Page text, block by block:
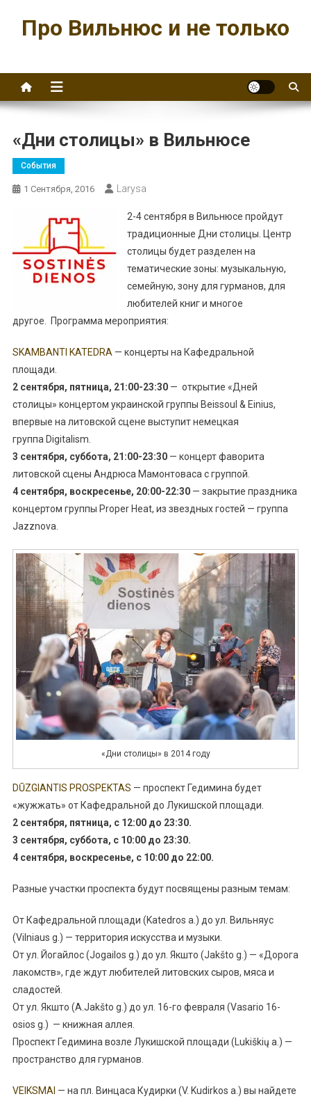
содержимому
Про Вильнюс и не только
«Дни столицы» в Вильнюсе
События
1 Сентября, 2016 Larysa
2-4 сентября в Вильнюсе пройдут
традиционные Дни столицы. Центр
столицы будет разделен на
тематические зоны: музыкальную,
семейную, зону для гурманов, для
любителей книг и многое
другое. Программа мероприятия:
SKAMBANTI KATEDRA — концерты на Кафедральной
площади.
2 сентября, пятница, 21:00-23:30— открытие «Дней
столицы» концертом украинской группы Beissoul & Einius,
впервые на литовской сцене выступит немецкая
группа Digitalism.
3 сентября, суббота, 21:00-23:30— концерт фаворита
литовской сцены Андрюса Мамонтоваса с группой.
4 сентября, воскресенье, 20:00-22:30— закрытие праздника
концертом группы Proper Heat, из звездных гостей — группа
Jazznova.
«Дни столицы» в 2014 году
DŪZGIANTIS PROSPEKTAS — проспект Гедимина будет
«жужжать» от Кафедральной до Лукишской площади.
2 сентября, пятница, с 12:00 до 23:30.
3 сентября, суббота, с 10:00 до 23:30.
4 сентября, воскресенье, с 10:00 до 22:00.
Разные участки проспекта будут посвящены разным темам:
От Кафедральной площади (Katedros a. ) до ул. Вильняус
(Vilniaus g. ) — территория искусства и музыки.
От ул. Йогайлос (Jogailos g. ) до ул. Якшто (Jakšto g. ) — «Дорога
лакомств», где ждут любителей литовских сыров, мяса и
сладостей.
От ул. Якшто (A.Jakšto g. ) до ул. 16-го февраля (Vasario 16-
osios g. ) — книжная аллея.
Проспект Гедимина возле Лукишской площади ( Lukiškių a. ) —
пространство для гурманов.
VEIKSMAI — на пл. Винцаса Кудирки (V. Kudirkos a.) вы найдете